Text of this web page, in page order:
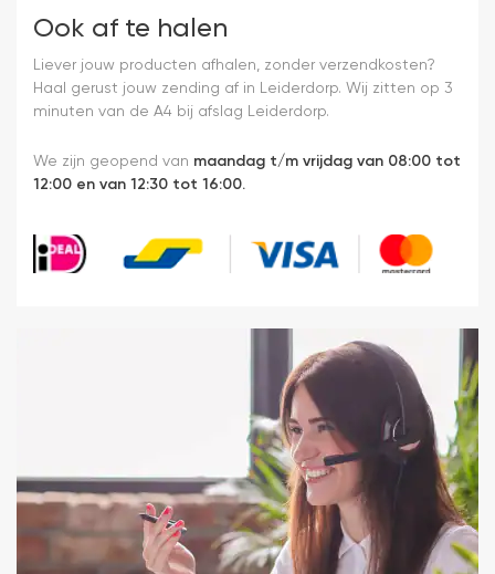
Ook af te halen
Liever jouw producten afhalen, zonder verzendkosten?
Haal gerust jouw zending af in Leiderdorp. Wij zitten op 3
minuten van de A4 bij afslag Leiderdorp.
We zijn geopend van maandag t/m vrijdag van 08:00 tot
12:00 en van 12:30 tot 16:00.